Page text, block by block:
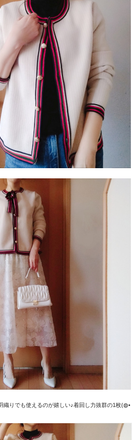
織りでも使えるのが嬉しい♪着回し力抜群の1枚(◍•